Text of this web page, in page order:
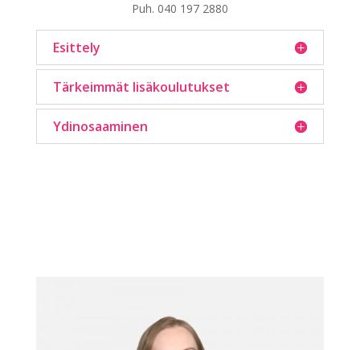
Puh. 040 197 2880
Esittely
Tärkeimmät lisäkoulutukset
Ydinosaaminen